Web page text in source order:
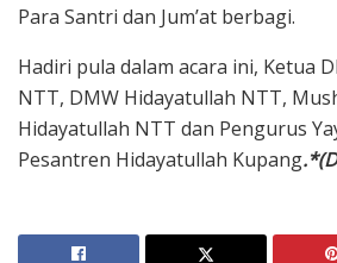
Para Santri dan Jum’at berbagi.
Hadiri pula dalam acara ini, Ketua
NTT, DMW Hidayatullah NTT,
Hidayatullah NTT dan Pengurus
Pesantren Hidayatullah Kupang